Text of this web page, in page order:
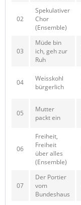
02
Spekulativer
Chor
(Ensemble)
03
Müde bin
ich, geh zur
Ruh
04
Weisskohl
bürgerlich
05
Mutter
packt ein
06
Freiheit,
Freiheit
über alles
(Ensemble)
07
Der Portier
vom
Bundeshaus